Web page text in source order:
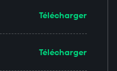
Télécharger
Télécharger